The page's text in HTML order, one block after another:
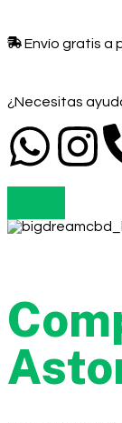
Envío gratis a
¿Necesitas